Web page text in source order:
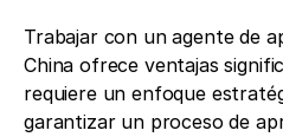
Trabajar con un agente de
China ofrece ventajas
requiere un enfoque
garantizar un proceso de